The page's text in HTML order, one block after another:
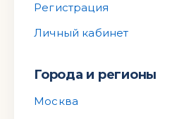
Регистрация
Личный кабинет
Города и регионы
Москва